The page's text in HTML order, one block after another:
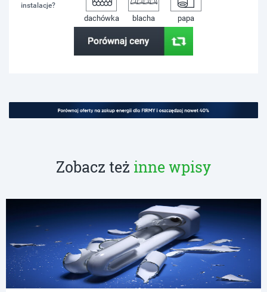
instalacje?
dachówka blacha papa
Zobacz też inne wpisy